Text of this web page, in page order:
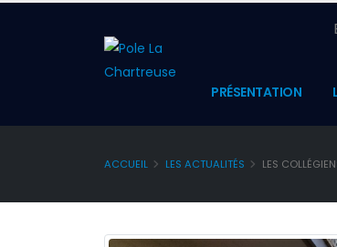
PRÉSENTATION
ACCUEIL LES ACTUALITÉS LES